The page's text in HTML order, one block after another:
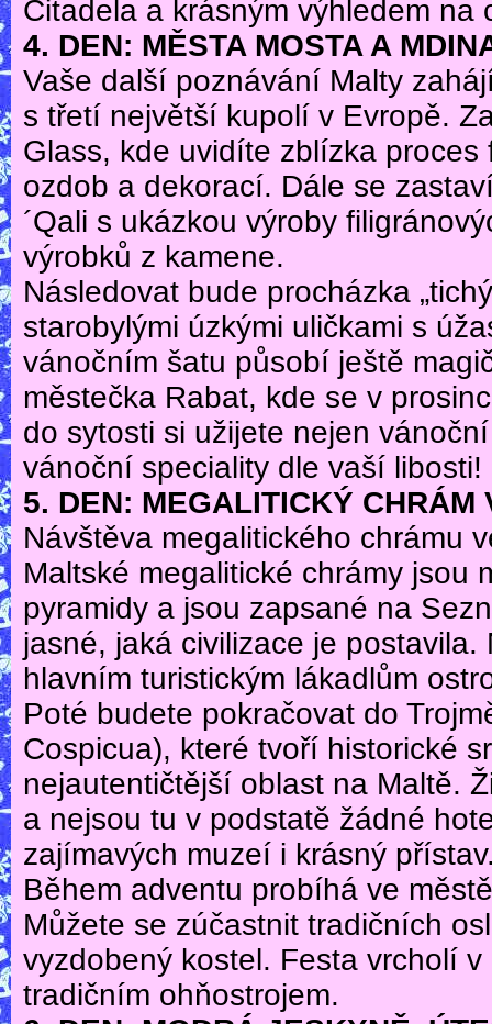
Citadela a krásným výhledem na
4. DEN: MĚSTA MOSTA A
Vaše další poznávání Malty
s třetí největší kupolí v Evropě.
Glass, kde uvidíte zblízka
ozdob a dekorací. Dále se
´Qali s ukázkou výroby
výrobků z kamene.
Následovat bude procházka
starobylými úzkými uličkami s
vánočním šatu působí ještě
městečka Rabat, kde se v
do sytosti si užijete nejen
vánoční speciality dle vaší libosti!
5. DEN: MEGALITICKÝ CHRÁM
Návštěva megalitického chrámu
Maltské megalitické chrámy jsou
pyramidy a jsou zapsané na
jasné, jaká civilizace je
hlavním turistickým lákadlům
Poté budete pokračovat do
Cospicua), které tvoří historické
nejautentičtější oblast na Maltě.
a nejsou tu v podstatě žádné
zajímavých muzeí i krásný
Během adventu probíhá ve
Můžete se zúčastnit tradičních
vyzdobený kostel. Festa vrcholí
tradičním ohňostrojem.